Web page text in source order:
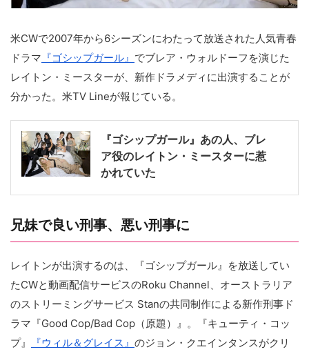
米CWで2007年から6シーズンにわたって放送された人気青春
ドラマ 『ゴシップガール』 でブレア・ウォルドーフを演じた
レイトン・ミースターが、新作ドラメディに出演することが
分かった。米TV Lineが報じている。
『ゴシップガール』あの人、ブレ
ア役のレイトン・ミースターに惹
かれていた
兄妹で良い刑事、悪い刑事に
レイトンが出演するのは、『ゴシップガール』を放送してい
たCWと動画配信サービスのRoku Channel、オーストラリア
のストリーミングサービス Stanの共同制作による新作刑事ド
ラマ『Good Cop/Bad Cop（原題）』。『キューティ・コッ
プ』
『ウィル＆グレイス』 のジョン・クエインタンスがクリ